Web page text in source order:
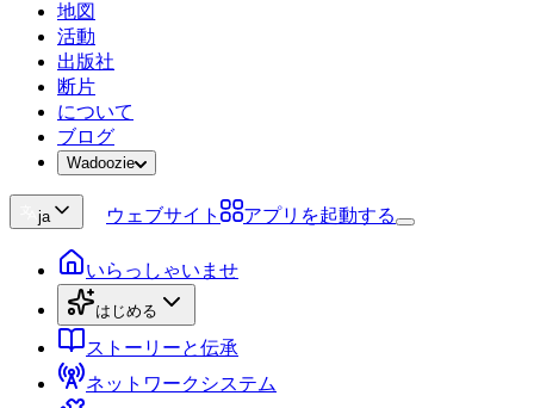
地図
活動
出版社
断片
について
ブログ
Wadoozie
ja ウェブサイト アプリを起動する
いらっしゃいませ
はじめる
ストーリーと伝承
ネットワークシステム